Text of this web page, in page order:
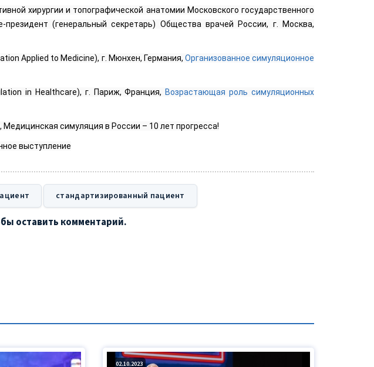
хирургии и топографической анатомии Московского государственного
(генеральный секретарь) Общества врачей России, г. Москва,
Applied to Medicine), г. Мюнхен, Германия, Организованное симуляционное
in Healthcare), г. Париж, Франция, Возрастающая роль симуляционных
симуляция в России – 10 лет прогресса!
выступление
стандартизированный пациент
оставить комментарий.
02.10.2023